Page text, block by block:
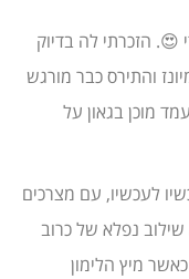
הזכרתי לה בדיוק
והתירס כבר מורגש
מוכן בגאון על
לעכשיו, עם מצרכים
נפלא של כרוב
מיץ הלימון